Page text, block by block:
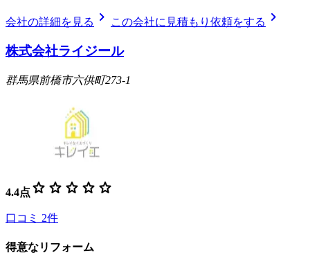
会社の詳細を見る chevron_right この会社に見積もり依頼をする chevron_right
株式会社ライジール
群馬県前橋市六供町273-1
4.4点 star star star star star
口コミ 2件
得意なリフォーム